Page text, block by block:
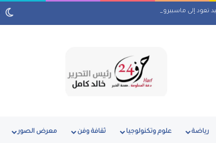
تعود إلى ماسبيرو بمسلسل إذاعي
رياضة علوم وتكنولوجيا ثقافة وفن معرض الصور